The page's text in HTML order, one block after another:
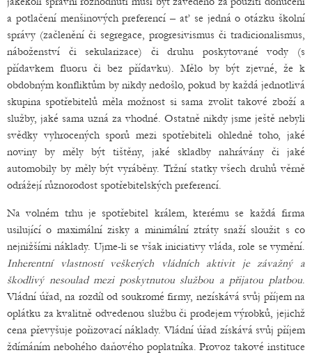
a potlačení menšinových preferencí – ať se jedná o otázku školní
správy (začlenění či segregace, progresivismus či tradicionalismus,
náboženství či sekularizace) či druhu poskytované vody (s
přídavkem fluoru či bez přídavku). Mělo by být zjevné, že k
obdobným konfliktům by nikdy nedošlo, pokud by každá jednotlivá
skupina spotřebitelů měla možnost si sama zvolit takové zboží a
služby, jaké sama uzná za vhodné. Ostatně nikdy jsme ještě nebyli
svědky vyhrocených sporů mezi spotřebiteli ohledně toho, jaké
noviny by měly být tištěny, jaké skladby nahrávány či jaké
automobily by měly být vyráběny. Tržní statky všech druhů věrně
odrážejí různorodost spotřebitelských preferencí.
Na volném trhu je spotřebitel králem, kterému se každá firma
usilující o maximální zisky a minimální ztráty snaží sloužit s co
nejnižšími náklady. Ujme-li se však iniciativy vláda, role se vymění.
Inherentní vlastností veškerých vládních aktivit je závažný a
škodlivý nesoulad mezi poskytnutou službou a přijatou platbou.
Vládní úřad, na rozdíl od soukromé firmy, nezískává svůj příjem na
oplátku za kvalitně odvedenou službu či prodejem výrobků, jejichž
cena převyšuje pořizovací náklady. Vládní úřad získává svůj příjem
ždímáním nebohého daňového poplatníka. Provoz takové instituce